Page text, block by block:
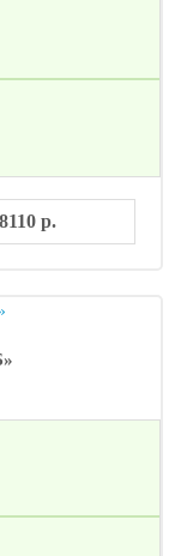
р.